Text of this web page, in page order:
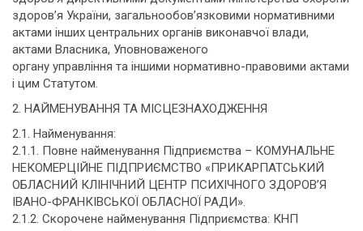
здоров’я України, загальнообов’язковими нормативними
актами інших центральних органів виконавчої влади,
актами Власника, Уповноваженого
органу управління та іншими нормативно-правовими актами
і цим Статутом.
2. НАЙМЕНУВАННЯ ТА МІСЦЕЗНАХОДЖЕННЯ
2.1. Найменування:
2.1.1. Повне найменування Підприємства – КОМУНАЛЬНЕ
НЕКОМЕРЦІЙНЕ ПІДПРИЄМСТВО «ПРИКАРПАТСЬКИЙ
ОБЛАСНИЙ КЛІНІЧНИЙ ЦЕНТР ПСИХІЧНОГО ЗДОРОВ’Я
ІВАНО-ФРАНКІВСЬКОЇ ОБЛАСНОЇ РАДИ».
2.1.2. Скорочене найменування Підприємства: КНП